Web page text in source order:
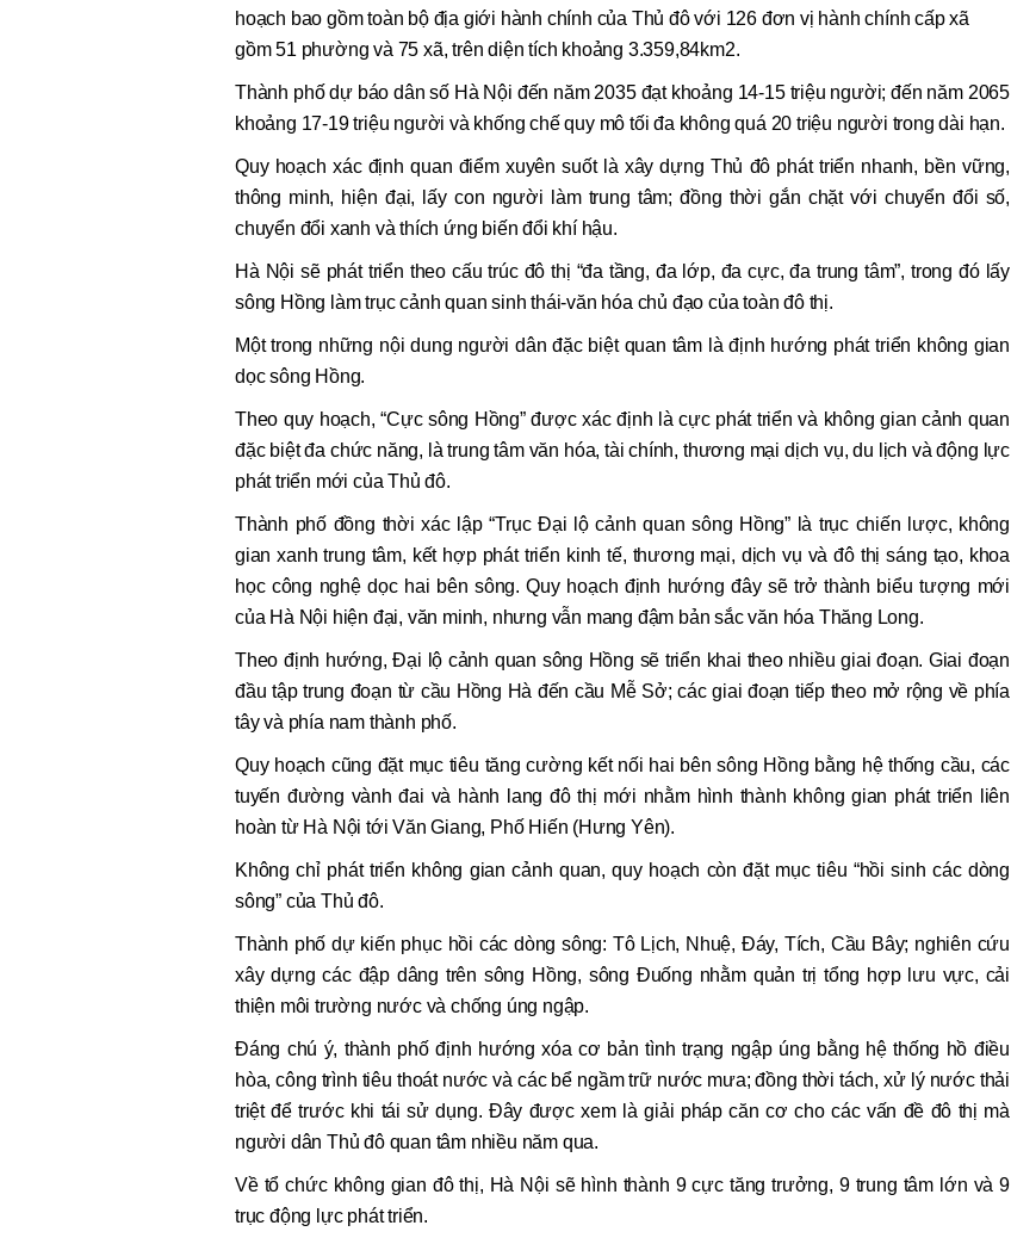
hoạch bao gồm toàn bộ địa giới hành chính của Thủ đô với 126 đơn vị hành chính cấp xã
gồm 51 phường và 75 xã, trên diện tích khoảng 3.359,84km2.
Thành phố dự báo dân số Hà Nội đến năm 2035 đạt khoảng 14-15 triệu người; đến năm 2065
khoảng 17-19 triệu người và khống chế quy mô tối đa không quá 20 triệu người trong dài hạn.
Quy hoạch xác định quan điểm xuyên suốt là xây dựng Thủ đô phát triển nhanh, bền vững,
thông minh, hiện đại, lấy con người làm trung tâm; đồng thời gắn chặt với chuyển đổi số,
chuyển đổi xanh và thích ứng biến đổi khí hậu.
Hà Nội sẽ phát triển theo cấu trúc đô thị “đa tầng, đa lớp, đa cực, đa trung tâm”, trong đó lấy
sông Hồng làm trục cảnh quan sinh thái-văn hóa chủ đạo của toàn đô thị.
Một trong những nội dung người dân đặc biệt quan tâm là định hướng phát triển không gian
dọc sông Hồng.
Theo quy hoạch, “Cực sông Hồng” được xác định là cực phát triển và không gian cảnh quan
đặc biệt đa chức năng, là trung tâm văn hóa, tài chính, thương mại dịch vụ, du lịch và động lực
phát triển mới của Thủ đô.
Thành phố đồng thời xác lập “Trục Đại lộ cảnh quan sông Hồng” là trục chiến lược, không
gian xanh trung tâm, kết hợp phát triển kinh tế, thương mại, dịch vụ và đô thị sáng tạo, khoa
học công nghệ dọc hai bên sông. Quy hoạch định hướng đây sẽ trở thành biểu tượng mới
của Hà Nội hiện đại, văn minh, nhưng vẫn mang đậm bản sắc văn hóa Thăng Long.
Theo định hướng, Đại lộ cảnh quan sông Hồng sẽ triển khai theo nhiều giai đoạn. Giai đoạn
đầu tập trung đoạn từ cầu Hồng Hà đến cầu Mễ Sở; các giai đoạn tiếp theo mở rộng về phía
tây và phía nam thành phố.
Quy hoạch cũng đặt mục tiêu tăng cường kết nối hai bên sông Hồng bằng hệ thống cầu, các
tuyến đường vành đai và hành lang đô thị mới nhằm hình thành không gian phát triển liên
hoàn từ Hà Nội tới Văn Giang, Phố Hiến (Hưng Yên).
Không chỉ phát triển không gian cảnh quan, quy hoạch còn đặt mục tiêu “hồi sinh các dòng
sông” của Thủ đô.
Thành phố dự kiến phục hồi các dòng sông: Tô Lịch, Nhuệ, Đáy, Tích, Cầu Bây; nghiên cứu
xây dựng các đập dâng trên sông Hồng, sông Đuống nhằm quản trị tổng hợp lưu vực, cải
thiện môi trường nước và chống úng ngập.
Đáng chú ý, thành phố định hướng xóa cơ bản tình trạng ngập úng bằng hệ thống hồ điều
hòa, công trình tiêu thoát nước và các bể ngầm trữ nước mưa; đồng thời tách, xử lý nước thải
triệt để trước khi tái sử dụng. Đây được xem là giải pháp căn cơ cho các vấn đề đô thị mà
người dân Thủ đô quan tâm nhiều năm qua.
Về tổ chức không gian đô thị, Hà Nội sẽ hình thành 9 cực tăng trưởng, 9 trung tâm lớn và 9
trục động lực phát triển.